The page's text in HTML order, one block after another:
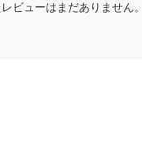
ビューはまだありません。